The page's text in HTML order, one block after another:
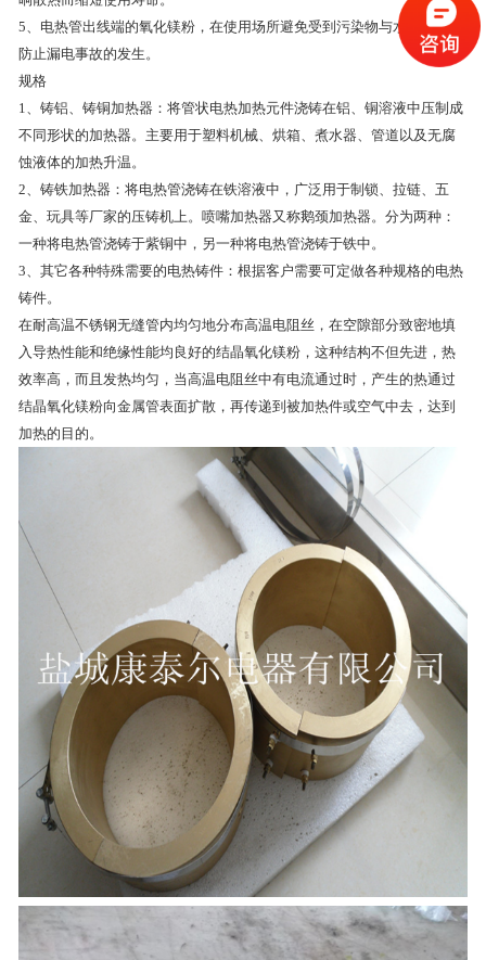
5、电热管出线端的氧化镁粉，在使用场所避免受到污染物与水分渗入，
防止漏电事故的发生。
规格
1、铸铝、铸铜加热器：将管状电热加热元件浇铸在铝、铜溶液中压制成
不同形状的加热器。主要用于塑料机械、烘箱、煮水器、管道以及无腐
蚀液体的加热升温。
2、铸铁加热器：将电热管浇铸在铁溶液中，广泛用于制锁、拉链、五
金、玩具等厂家的压铸机上。喷嘴加热器又称鹅颈加热器。分为两种：
一种将电热管浇铸于紫铜中，另一种将电热管浇铸于铁中。
3、其它各种特殊需要的电热铸件：根据客户需要可定做各种规格的电热
铸件。
在耐高温不锈钢无缝管内均匀地分布高温电阻丝，在空隙部分致密地填
入导热性能和绝缘性能均良好的结晶氧化镁粉，这种结构不但先进，热
效率高，而且发热均匀，当高温电阻丝中有电流通过时，产生的热通过
结晶氧化镁粉向金属管表面扩散，再传递到被加热件或空气中去，达到
加热的目的。